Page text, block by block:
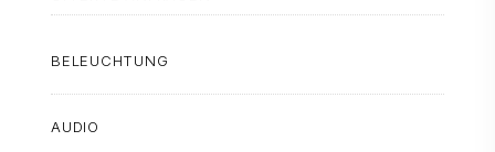
BELEUCHTUNG
AUDIO